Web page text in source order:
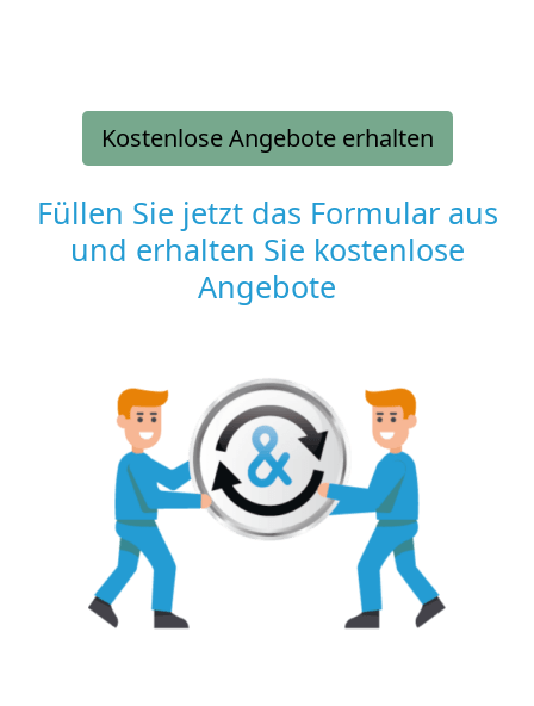
Kostenlose Angebote erhalten
Füllen Sie jetzt das Formular aus
und erhalten Sie kostenlose
Angebote